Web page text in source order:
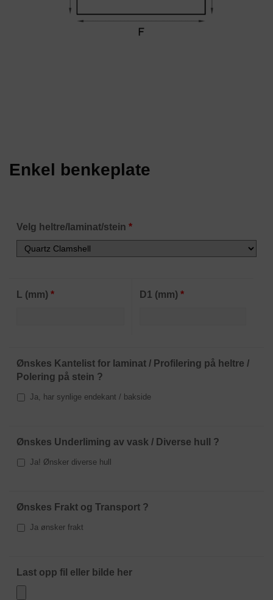
Enkel benkeplate
Velg heltre/laminat/stein *
L (mm) * D1 (mm) *
Ønskes Kantelist for laminat / Profilering på heltre /
Polering på stein ?
Ja, har synlige endekant / bakside
Ønskes Underliming av vask / Diverse hull ?
Ja! Ønsker diverse hull
Ønskes Frakt og Transport ?
Ja ønsker frakt
Last opp fil eller bilde her